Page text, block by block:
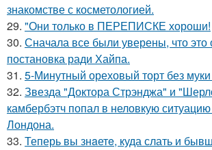
знакомстве с косметологией.
29. "Они только в ПЕРЕПИСКЕ хороши!
30. Сначала все были уверены, что это
постановка ради Хайпа.
31. 5-Минутный ореховый торт без
32. Звезда "Доктора Стрэнджа" и
камбербэтч попал в неловкую
Лондона.
33. Теперь вы знaетe, куда слать и